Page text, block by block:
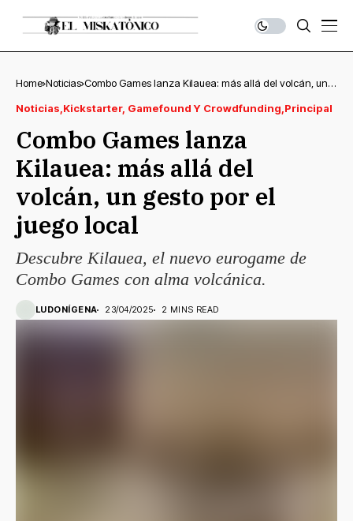
Home Noticias Combo Games lanza Kilauea: más allá del volcán, un
Noticias Kickstarter, Gamefound Y Crowdfunding Principal
Combo Games lanza
Kilauea: más allá del
volcán, un gesto por el
juego local
Descubre Kilauea, el nuevo eurogame de
Combo Games con alma volcánica.
LUDONÍGENA 23/04/2025 2 MINS READ